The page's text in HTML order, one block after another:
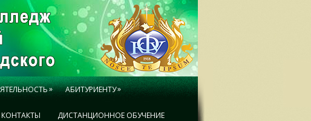
» АБИТУРИЕНТУ»
КОНТАКТЫ ДИСТАНЦИОННОЕ ОБУЧЕНИЕ